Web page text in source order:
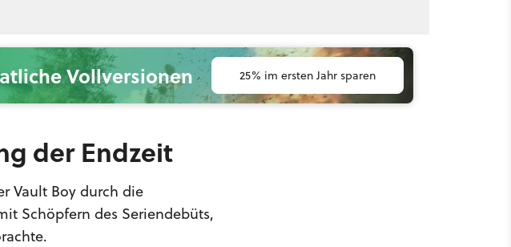
Vollversionen 25% im ersten Jahr sparen
der Endzeit
Vault Boy durch die
Schöpfern des Seriendebüts,